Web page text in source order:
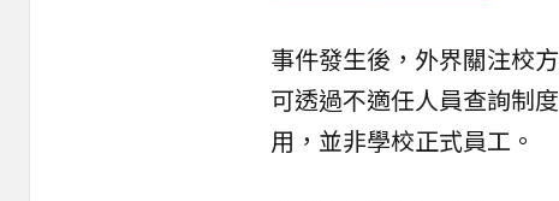
事件發生後，外界關注校
可透過不適任人員查詢制
用，並非學校正式員工。